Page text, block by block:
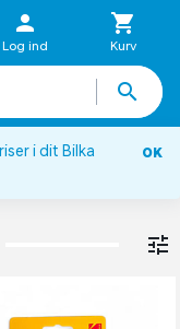
i dit Bilka
OK
Log ind Kurv